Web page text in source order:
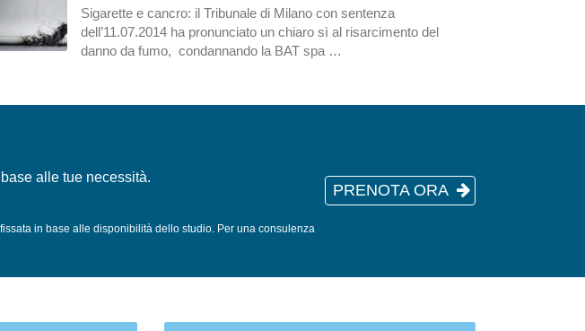
Sigarette e cancro: il Tribunale di Milano con sentenza
dell’11.07.2014 ha pronunciato un chiaro sì al risarcimento del
danno da fumo, condannando la BAT spa …
alle tue necessità.
in base alle disponibilità dello studio. Per una consulenza
PRENOTA ORA